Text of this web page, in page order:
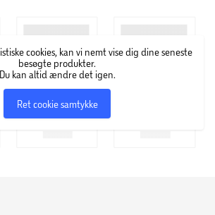
cookies, kan vi nemt vise dig dine seneste
besøgte produkter.
Du kan altid ændre det igen.
Ret cookie samtykke